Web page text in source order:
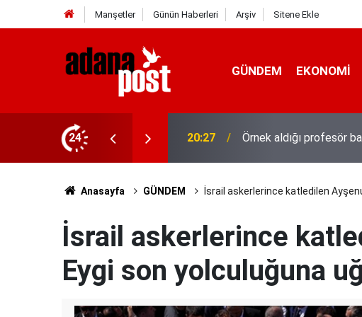
Manşetler Günün Haberleri Arşiv Sitene Ekle
GÜNDEM EKONOMI
24
asistan doktorluğa başladı 20:20 10 yıl saklanan darbeci
Anasayfa GÜNDEM İsrail askerlerince katledilen
İsrail askerlerince
Eygi son yolculuğuna